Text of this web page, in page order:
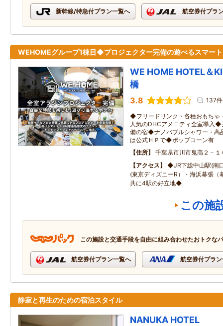
新幹線/特急付プラン一覧へ 航空券付プラ
WEHOMEグループ1棟目◆プロジェクター完備の遊べるスマー
WE HOME HOTEL＆
橋
3.8 137件
◆フリードリンク・各種おもち
人気のDHCアメニティ全室導入
備の宿◆ナノバブルシャワー・
は公式ＨＰで◆ポップコーン有
住所
千葉県市川市鬼高２－１
アクセス
◆JR下総中山駅(南
(東京ディズニーR）・海浜幕張（
共に4駅の好立地◆
この施
この施設と交通手段を自由に組み合わせたおトクな
航空券付プラン一覧へ 航空券付プラ
静寂と再生のための宿泊スタイル
NANUKA HOTEL